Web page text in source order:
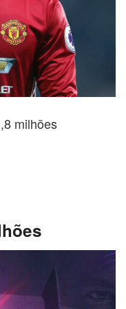
milhões